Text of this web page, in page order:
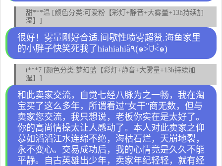
甜***温 [颜色分类:可爱粉【彩灯+静音+大雾量+13h持续加
湿】]
很好！雾量刚好合适.间歇性喷雾超赞.海鱼家里
的小胖子快笑死我了hiahiahia٩̋(๑˃́ꇴ˂̀๑)
t***7 [颜色分类:梦幻蓝【彩灯+静音+大雾量+13h持续加
湿】]
和此卖家交流，自觉七经八脉为之一畅，我在淘
宝买了这么多年，所谓看过"女干"商无数，但与
卖家您交流，我只想说，老板你实在是太好了。
你的高尚情操太让人感动了。本人对此卖家之仰
慕如滔滔江水连绵不绝，海枯石烂，天崩地裂，
永不变心。交易成功后，我的心情竟是久久不能
平静。自古英雄出少年，卖家年纪轻轻，就有经